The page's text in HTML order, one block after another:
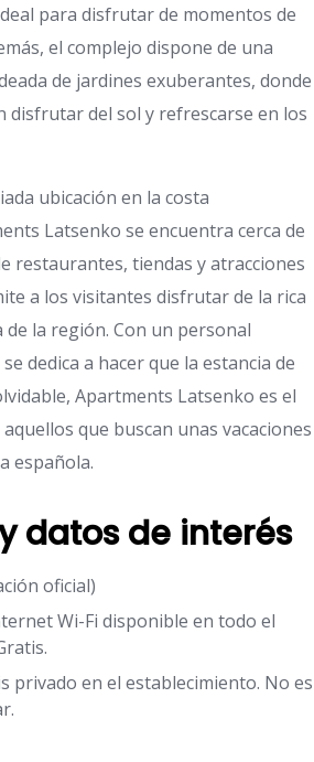
para disfrutar de momentos de
el complejo dispone de una
de jardines exuberantes, donde
disfrutar del sol y refrescarse en los
ubicación en la costa
Latsenko se encuentra cerca de
restaurantes, tiendas y atracciones
a los visitantes disfrutar de la rica
la región. Con un personal
dedica a hacer que la estancia de
Apartments Latsenko es el
que buscan unas vacaciones
española.
datos de interés
oficial)
Wi-Fi disponible en todo el
privado en el establecimiento. No es